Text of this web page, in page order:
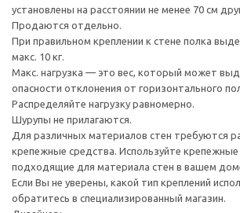
установлены на расстоянии не менее 70 см
Продаются отдельно.
При правильном креплении к стене полка
макс. 10 кг.
Макс. нагрузка — это вес, который может
опасности отклонения от горизонтального
Распределяйте нагрузку равномерно.
Шурупы не прилагаются.
Для различных материалов стен требуются
крепежные средства. Используйте крепежные
подходящие для материала стен в вашем
Если Вы не уверены, какой тип креплений
обратитесь в специализированный магазин.